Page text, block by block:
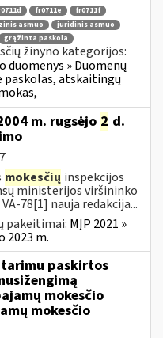
fr0711e
fr0711f
asmuo
juridinis asmuo
grąžinta paskola
žinyno kategorijos:
duomenys » Duomenų
paskolas, atskaitingų
m. rugsėjo 2 d.
mokesčių inspekcijos
ministerijos viršininko
78[1] nauja redakcija...
pakeitimai: MĮP 2021 »
2023 m.
paskirtos
mokesčio
mokesčio